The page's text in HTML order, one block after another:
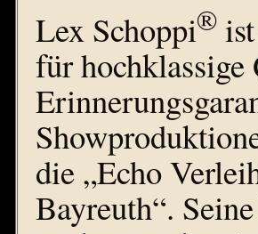
Lex Schoppi®
für
die „Echo
Bayreuth“.